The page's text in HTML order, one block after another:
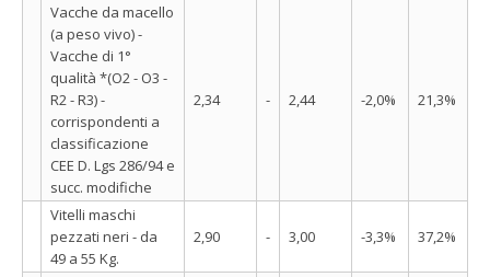
Vacche da macello
(a peso vivo) -
Vacche di 1°
qualità *(O2 - O3 -
R2 - R3) -
corrispondenti a
classificazione
CEE D. Lgs 286/94 e
succ. modifiche
2,34 - 2,44 -2,0% 21,3%
Vitelli maschi
pezzati neri - da
49 a 55 Kg.
2,90 - 3,00 -3,3% 37,2%